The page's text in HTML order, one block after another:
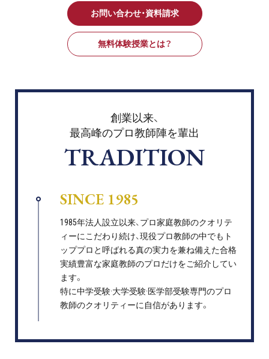
お問い合わせ・資料請求
無料体験授業とは？
創業以来、
最高峰のプロ教師陣を輩出
TRADITION
SINCE 1985
1985年法人設立以来、プロ家庭教師のクオリテ
ィーにこだわり続け、現役プロ教師の中でもト
ッププロと呼ばれる真の実力を兼ね備えた合格
実績豊富な家庭教師のプロだけをご紹介してい
ます。
特に中学受験·大学受験·医学部受験専門のプロ
教師のクオリティーに自信があります。